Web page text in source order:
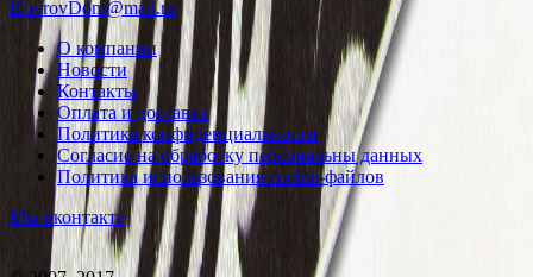
KovrovDom@mail.ru
О компании
Новости
Контакты
Оплата и доставка
Политика конфиденциальности
Согласие на обработку персональны данных
Политика использования cookie-файлов
Мы вконтакте